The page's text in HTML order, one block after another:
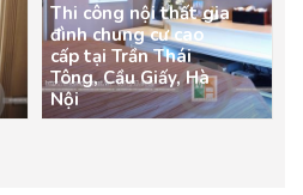
Thi công nội thất gia
đình chung cư cao
cấp tại Trần Thái
Tông, Cầu Giấy, Hà
Nội